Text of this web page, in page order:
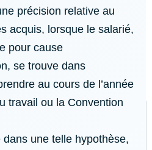
précision relative au
acquis, lorsque le salarié,
pour cause
se trouve dans
au cours de l’année
travail ou la Convention
une telle hypothèse,